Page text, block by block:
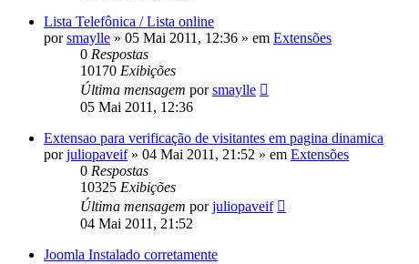
Lista Telefônica / Lista online
porsmaylle » 05 Mai 2011, 12:36 » em Extensões
0 Respostas
10170 Exibições
Última mensagem porsmaylle
05 Mai 2011, 12:36
Extensao para verificação de visitantes em pagina dinamica
porjuliopaveif» 04 Mai 2011, 21:52 » em Extensões
0 Respostas
10325 Exibições
Última mensagem porjuliopaveif
04 Mai 2011, 21:52
Joomla Instalado corretamente